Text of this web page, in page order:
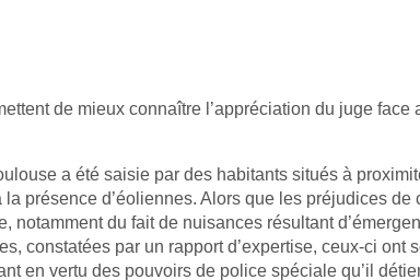
de mieux connaître l’appréciation du juge
a été saisie par des habitants situés à
présence d’éoliennes. Alors que les préjudices
notamment du fait de nuisances résultant
constatées par un rapport d’expertise, ceux-ci ont
en vertu des pouvoirs de police spéciale qu’il